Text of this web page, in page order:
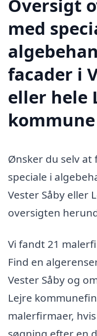
Oversigt
med
facader i
eller hele
kommune
Ønsker du selv at
speciale i
Vester Såby eller
oversigten
Vi fandt 21
Find en
Vester Såby og
Lejre
malerfirmaer,